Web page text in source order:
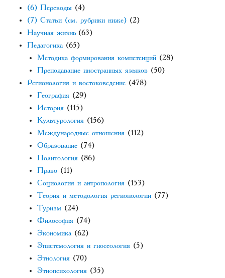
(6) Переводы (4)
(7) Статьи (см. рубрики ниже) (2)
Научная жизнь(63)
Педагогика (65)
Методика формирования компетенций (28)
Преподавание иностранных языков (50)
Регионология и востоковедение (478)
География (29)
История (115)
Культурология (156)
Международные отношения (112)
Образование (74)
Политология (86)
Право (11)
Социология и антропология (153)
Теория и методология регионологии (77)
Туризм (24)
Философия (74)
Экономика (62)
Эпистемология и гносеология (5)
Этнология (70)
Этнопсихология (35)